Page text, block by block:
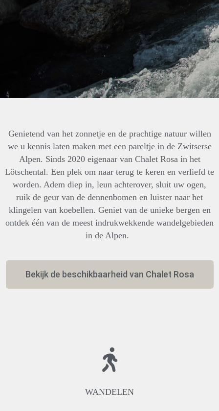
Genietend van het zonnetje en de prachtige natuur willen
we u kennis laten maken met een pareltje in de Zwitserse
Alpen. Sinds 2020 eigenaar van Chalet Rosa in het
Lötschental. Een plek om naar terug te keren en verliefd te
worden. Adem diep in, leun achterover, sluit uw ogen,
ruik de geur van de dennenbomen en luister naar het
klingelen van koebellen. Geniet van de unieke bergen en
ontdek één van de meest indrukwekkende wandelgebieden
in de Alpen.
Bekijk de beschikbaarheid van Chalet Rosa
WANDELEN